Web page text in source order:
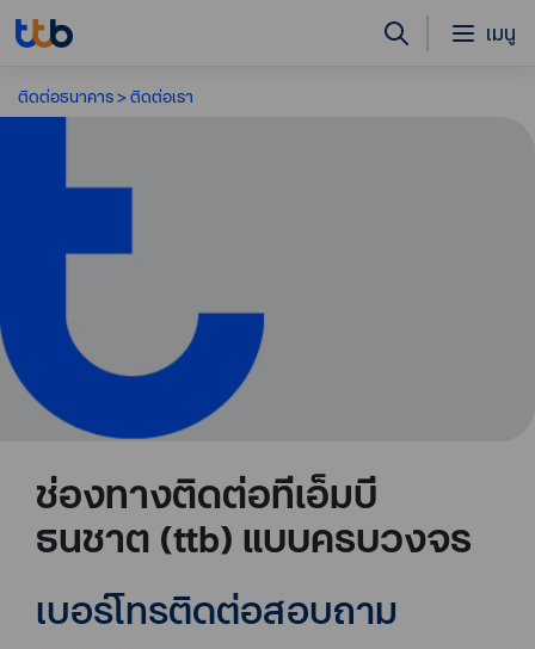
เมนู
ติดต่อธนาคาร ติดต่อเรา
ช่องทางติดต่อทีเอ็มบี
ธนชาต (ttb) แบบครบวงจร
เบอร์โทรติดต่อสอบถาม